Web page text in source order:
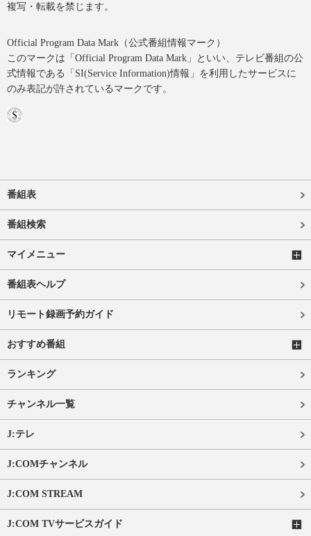
複写・転載を禁じます。
Official Program Data Mark（公式番組情報マーク）
このマークは「Official Program Data Mark」といい、テレビ番組の公
式情報である「SI(Service Information)情報」を利用したサービスに
のみ表記が許されているマークです。
番組表
番組検索
マイメニュー
番組表ヘルプ
リモート録画予約ガイド
おすすめ番組
ランキング
チャンネル一覧
J:テレ
J:COMチャンネル
J:COM STREAM
J:COM TVサービスガイド